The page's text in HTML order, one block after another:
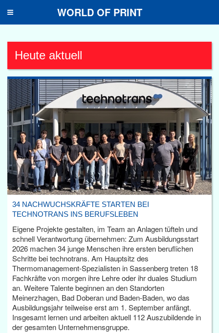
Toggle
WORLD OF PRINT
Heute aktuell
34 NACHWUCHSKRÄFTE STARTEN BEI
TECHNOTRANS INS BERUFSLEBEN
Eigene Projekte gestalten, im Team an Anlagen tüfteln und
schnell Verantwortung übernehmen: Zum Ausbildungsstart
2026 machen 34 junge Menschen ihre ersten beruflichen
Schritte bei technotrans. Am Hauptsitz des
Thermomanagement-Spezialisten in Sassenberg treten 18
Fachkräfte von morgen ihre Lehre oder ihr duales Studium
an. Weitere Talente beginnen an den Standorten
Meinerzhagen, Bad Doberan und Baden-Baden, wo das
Ausbildungsjahr teilweise erst am 1. September anfängt.
Insgesamt lernen und arbeiten aktuell 112 Auszubildende in
der gesamten Unternehmensgruppe.